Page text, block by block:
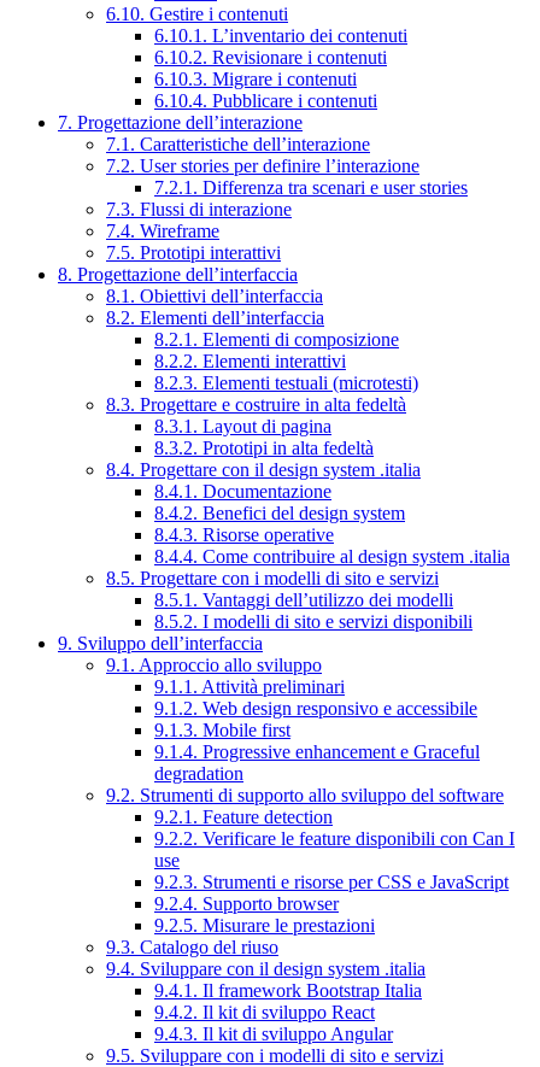
6.10. Gestire i contenuti
6.10.1. L’inventario dei contenuti
6.10.2. Revisionare i contenuti
6.10.3. Migrare i contenuti
6.10.4. Pubblicare i contenuti
7. Progettazione dell’interazione
7.1. Caratteristiche dell’interazione
7.2. User stories per definire l’interazione
7.2.1. Differenza tra scenari e user stories
7.3. Flussi di interazione
7.4. Wireframe
7.5. Prototipi interattivi
8. Progettazione dell’interfaccia
8.1. Obiettivi dell’interfaccia
8.2. Elementi dell’interfaccia
8.2.1. Elementi di composizione
8.2.2. Elementi interattivi
8.2.3. Elementi testuali (microtesti)
8.3. Progettare e costruire in alta fedeltà
8.3.1. Layout di pagina
8.3.2. Prototipi in alta fedeltà
8.4. Progettare con il design system .italia
8.4.1. Documentazione
8.4.2. Benefici del design system
8.4.3. Risorse operative
8.4.4. Come contribuire al design system .italia
8.5. Progettare con i modelli di sito e servizi
8.5.1. Vantaggi dell’utilizzo dei modelli
8.5.2. I modelli di sito e servizi disponibili
9. Sviluppo dell’interfaccia
9.1. Approccio allo sviluppo
9.1.1. Attività preliminari
9.1.2. Web design responsivo e accessibile
9.1.3. Mobile first
9.1.4. Progressive enhancement e Graceful
degradation
9.2. Strumenti di supporto allo sviluppo del software
9.2.1. Feature detection
9.2.2. Verificare le feature disponibili con Can I
use
9.2.3. Strumenti e risorse per CSS e JavaScript
9.2.4. Supporto browser
9.2.5. Misurare le prestazioni
9.3. Catalogo del riuso
9.4. Sviluppare con il design system .italia
9.4.1. Il framework Bootstrap Italia
9.4.2. Il kit di sviluppo React
9.4.3. Il kit di sviluppo Angular
9.5. Sviluppare con i modelli di sito e servizi